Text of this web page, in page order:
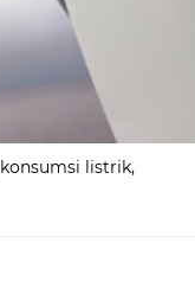
listrik,